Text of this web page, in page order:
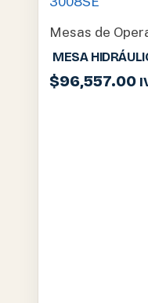
Mesas de
MESA
$96,557.00